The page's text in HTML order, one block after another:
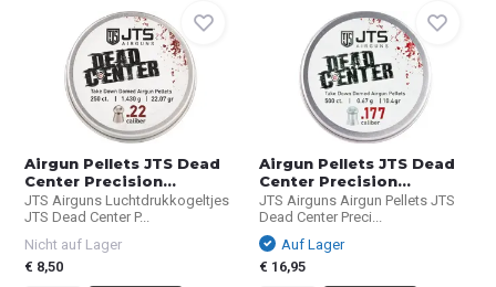
Airgun Pellets JTS Dead
Center Precision...
JTS Airguns Luchtdrukkogeltjes
JTS Dead Center P...
Nicht auf Lager
€ 8,50
Airgun Pellets JTS Dead
Center Precision...
JTS Airguns Airgun Pellets JTS
Dead Center Preci...
Auf Lager
€ 16,95